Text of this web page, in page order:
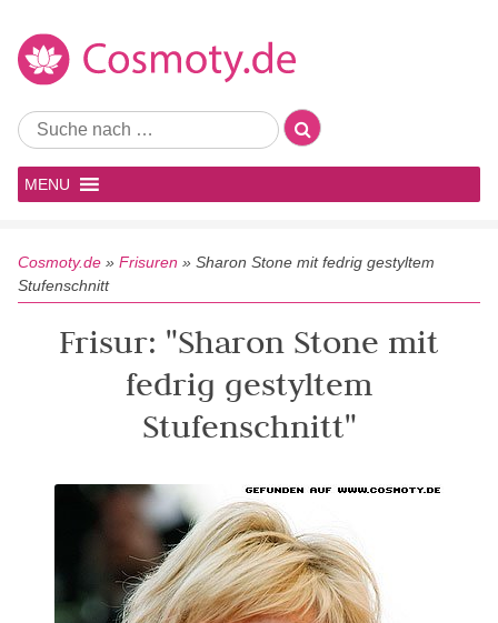
MENU
Cosmoty.de » Frisuren » Sharon Stone mit fedrig gestyltem
Stufenschnitt
Frisur: "Sharon Stone mit
fedrig gestyltem
Stufenschnitt"